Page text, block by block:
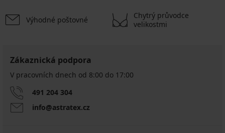
Výhodné poštovné
Chytrý průvodce
velikostmi
Zákaznická podpora
V pracovních dnech od 8:00 do 17:00
491 204 304
info@astratex.cz